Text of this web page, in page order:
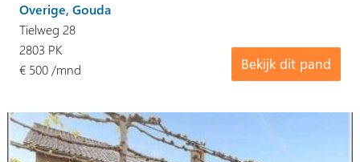
Overige, Gouda
Tielweg 28
Bekijk dit pand
2803 PK
€ 500 /mnd